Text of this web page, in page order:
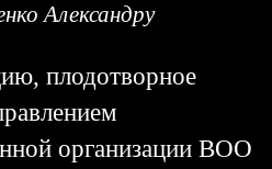
Александру
плодотворное
организации ВОО